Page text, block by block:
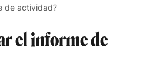
de actividad?
el informe de